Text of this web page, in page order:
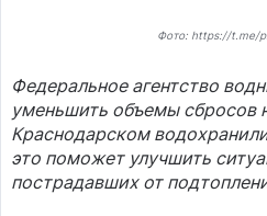
Фото: https://t.me/
Федеральное агентство
уменьшить объемы сбросов
Краснодарском
это поможет улучшить
пострадавших от